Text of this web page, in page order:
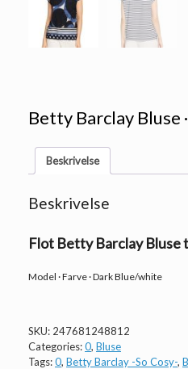
Betty Barclay Bluse ·
Beskrivelse
Beskrivelse
Flot Betty Barclay Bluse
Model · Farve · Dark Blue/white
SKU: 247681248812
Categories:0, Bluse
Tags:0, Betty Barclay -So Cosy-,